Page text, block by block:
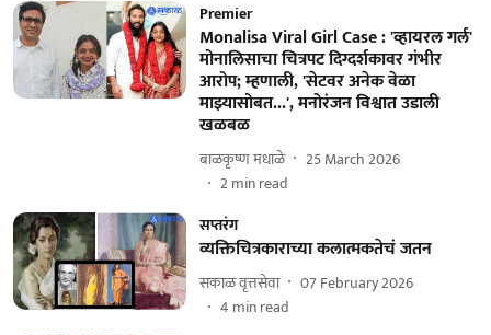
Premier
Monalisa Viral Girl Case : 'व्हायरल गर्ल'
मोनालिसाचा चित्रपट दिग्दर्शकावर गंभीर
आरोप; म्हणाली, 'सेटवर अनेक वेळा
माझ्यासोबत...', मनोरंजन विश्वात उडाली
खळबळ
बाळकृष्ण मधाळे
25 March 2026
2min read
सप्तरंग
व्यक्तिचित्रकाराच्या कलात्मकतेचं जतन
सकाळ वृत्तसेवा
07 February 2026
4 min read